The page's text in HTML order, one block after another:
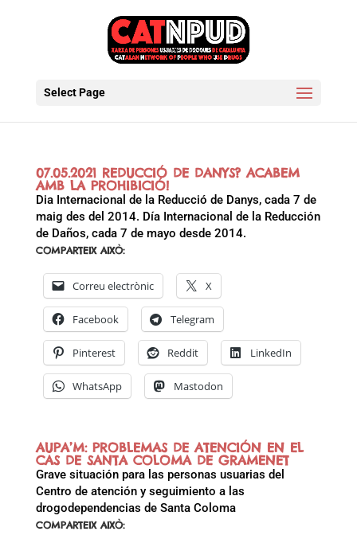
Select Page
07.05.2021 REDUCCIÓ DE DANYS? ACABEM
AMB LA PROHIBICIÓ!
Dia Internacional de la Reducció de Danys, cada 7 de
maig des del 2014. Día Internacional de la Reducción
de Daños, cada 7 de mayo desde 2014.
COMPARTEIX AIXÒ:
Correu electrònic X
Facebook Telegram
Pinterest Reddit LinkedIn
WhatsApp Mastodon
AUPA’M: PROBLEMAS DE ATENCIÓN EN EL
CAS DE SANTA COLOMA DE GRAMENET
Grave situación para las personas usuarias del
Centro de atención y seguimiento a las
drogodependencias de Santa Coloma
COMPARTEIX AIXÒ: